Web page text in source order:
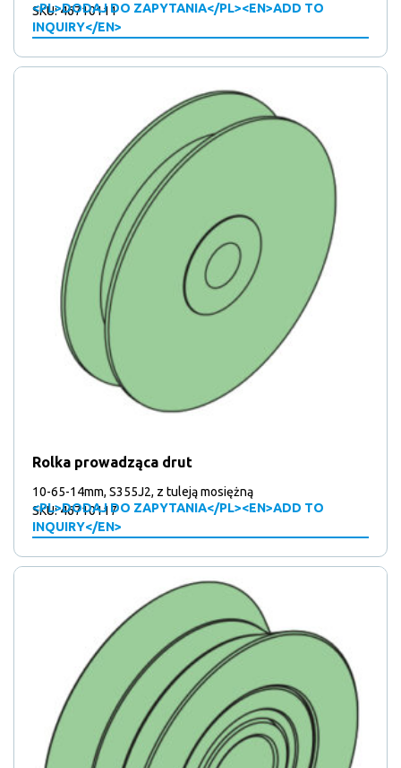
<PL>DODAJ DO ZAPYTANIA</PL><EN>ADD TO
INQUIRY</EN>
SKU: 46710111
Rolka prowadząca drut
10-65-14mm, S355J2, z tuleją mosiężną
<PL>DODAJ DO ZAPYTANIA</PL><EN>ADD TO
INQUIRY</EN>
SKU: 46710117